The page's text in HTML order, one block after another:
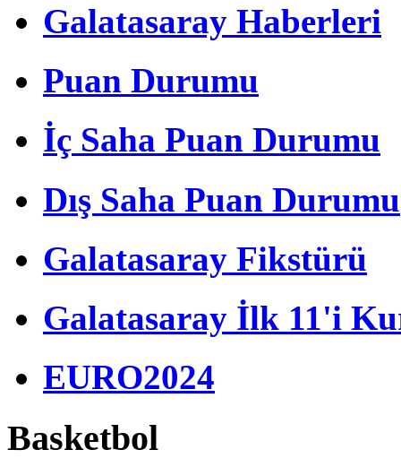
Galatasaray Haberleri
Puan Durumu
İç Saha Puan Durumu
Dış Saha Puan Durumu
Galatasaray Fikstürü
Galatasaray İlk 11'i
EURO2024
Basketbol